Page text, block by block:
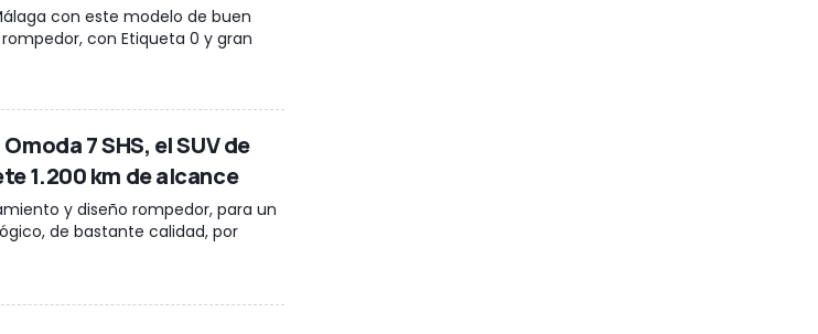
con este modelo de buen
con Etiqueta 0 y gran
7 SHS, el SUV de
1.200 km de alcance
y diseño rompedor, para un
de bastante calidad, por